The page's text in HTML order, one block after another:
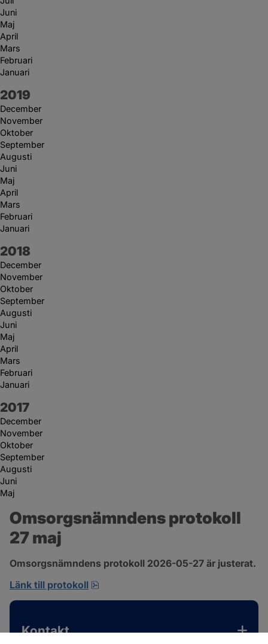
Juni
Maj
April
Mars
Februari
Januari
År:
2019
December
November
Oktober
September
Augusti
Juni
Maj
April
Mars
Februari
Januari
År:
2018
December
November
Oktober
September
Augusti
Juni
Maj
April
Mars
Februari
Januari
År:
2017
December
November
Oktober
September
Augusti
Juni
Maj
Omsorgsnämndens protokoll
27 maj
Omsorgsnämndens protokoll 2026-05-27 är justerat.
Länk till protokoll
Kontakt